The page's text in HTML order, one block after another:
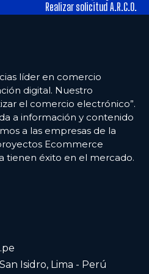
Realizar solicitud A.R.C.O.
líder en comercio
digital. Nuestro
el comercio electrónico”.
a información y contenido
a las empresas de la
Ecommerce
tienen éxito en el mercado.
Isidro, Lima - Perú